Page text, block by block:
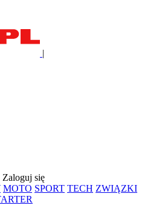
|
Zaloguj się
MOTO SPORT TECH ZWIĄZKI